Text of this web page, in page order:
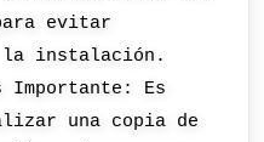
evitar
la instalación.
Importante: Es
una copia de